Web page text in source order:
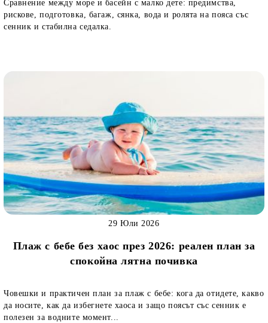
Сравнение между море и басейн с малко дете: предимства,
рискове, подготовка, багаж, сянка, вода и ролята на пояса със
сенник и стабилна седалка.
Плаж с бебе без хаос през 2026: реален план за
спокойна лятна почивка
29 Юли 2026
Човешки и практичен план за плаж с бебе: кога да отидете, какво
да носите, как да избегнете хаоса и защо поясът със сенник е
полезен за водните момент...